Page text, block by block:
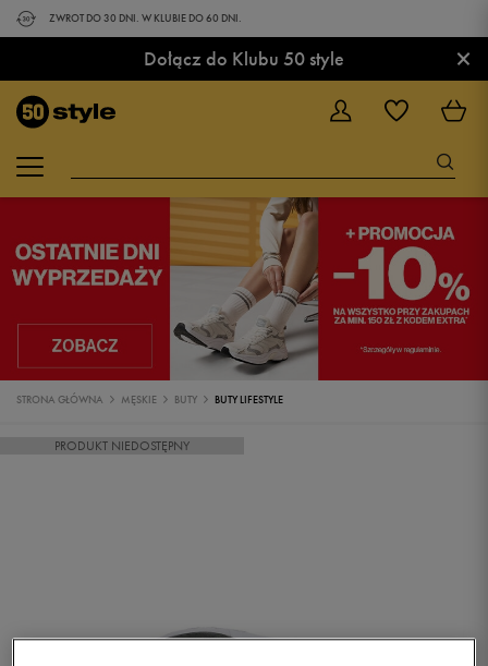
ZWROT DO 30 DNI. W KLUBIE DO 60 DNI.
Dołącz do Klubu 50 style ×
STRONA GŁÓWNA MĘSKIE BUTY BUTY LIFESTYLE
PRODUKT NIEDOSTĘPNY